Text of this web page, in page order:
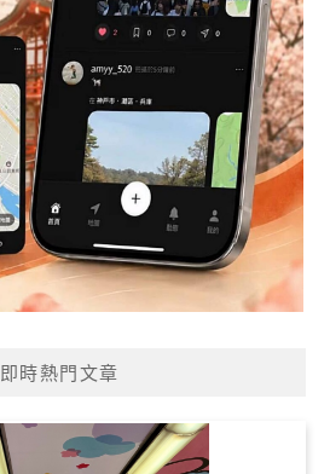
即時熱門文章